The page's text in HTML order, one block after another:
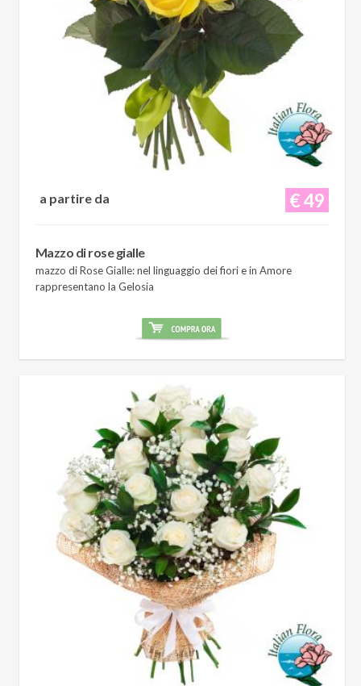
€ 49
a partire da
Mazzo di rose gialle
mazzo di Rose Gialle: nel linguaggio dei fiori e in Amore
rappresentano la Gelosia